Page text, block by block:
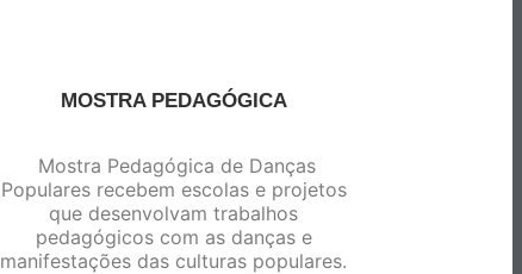
MOSTRA PEDAGÓGICA
Mostra Pedagógica de Danças
Populares recebem escolas e projetos
que desenvolvam trabalhos
pedagógicos com as danças e
manifestações das culturas populares.